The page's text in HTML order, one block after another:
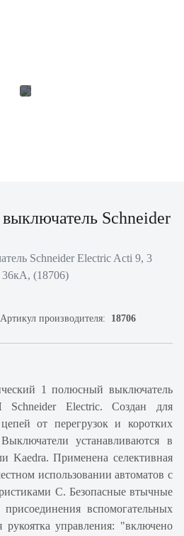
Schneider
Schneider Electric Acti 9, 3
36кА, (18706)
Артикул производителя: 18706
Schneider Electric. Создан для
от перегрузок и коротких
устанавливаются в
Kaedra. Применена селективная
использовании автоматов с
C. Безопасные втычные
вспомогательных
рукоятка управления: "включено